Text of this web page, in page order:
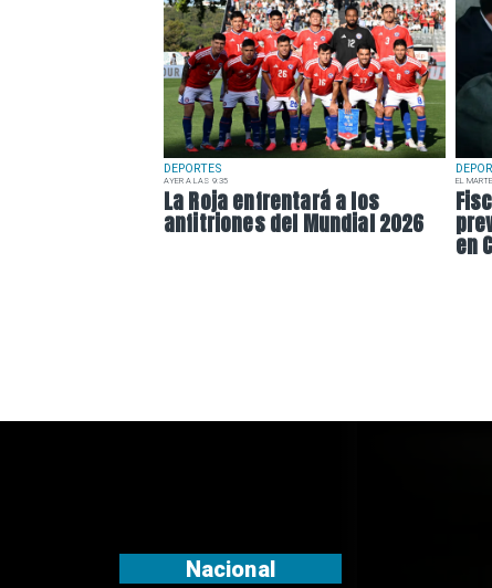
DEPORTES
AYER A LAS 9:35
La Roja enfrentará a los
anfitriones del Mundial 2026
EL
en
Nacional